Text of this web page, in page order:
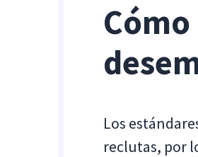
Los
reclutas, por